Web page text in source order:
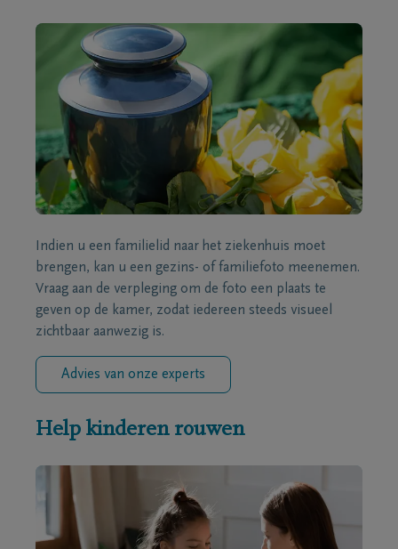
Indien u een familielid naar het ziekenhuis moet
brengen, kan u een gezins- of familiefoto meenemen.
Vraag aan de verpleging om de foto een plaats te
geven op de kamer, zodat iedereen steeds visueel
zichtbaar aanwezig is.
Advies van onze experts
Help kinderen rouwen